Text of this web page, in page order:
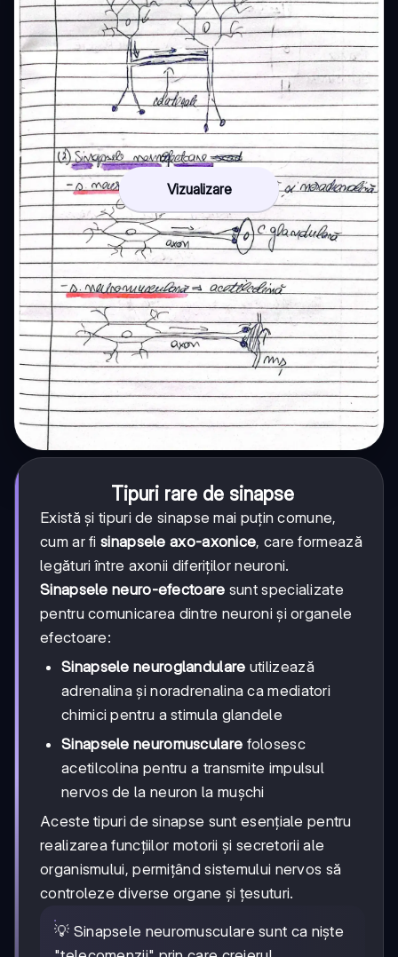
Vizualizare
Tipuri rare de sinapse
Există și tipuri de sinapse mai puțin comune,
cum ar fi sinapsele axo-axonice, care formează
legături între axonii diferiților neuroni.
Sinapsele neuro-efectoare sunt specializate
pentru comunicarea dintre neuroni și organele
efectoare:
Sinapsele neuroglandulare utilizează
adrenalina și noradrenalina ca mediatori
chimici pentru a stimula glandele
Sinapsele neuromusculare folosesc
acetilcolina pentru a transmite impulsul
nervos de la neuron la mușchi
Aceste tipuri de sinapse sunt esențiale pentru
realizarea funcțiilor motorii și secretorii ale
organismului, permițând sistemului nervos să
controleze diverse organe și țesuturi.
💡 Sinapsele neuromusculare sunt ca niște